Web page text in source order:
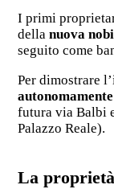
I primi
dellanuova
seguito come
Per dimostrare
futura via Balbi
Palazzo Reale).
La